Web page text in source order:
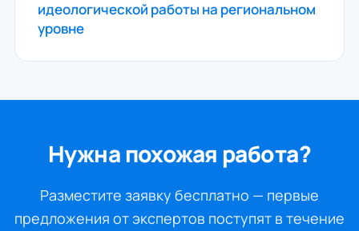
идеологической работы на региональном
уровне
Нужна похожая работа?
Разместите заявку бесплатно — первые
предложения от экспертов поступят в течение